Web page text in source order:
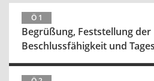
Ö 1
Begrüßung, Feststellung der
Beschlussfähigkeit und